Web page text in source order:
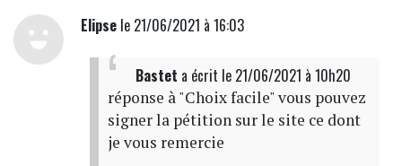
Elipsele 21/06/2021 à 16:03
Bastet a écrit le 21/06/2021 à 10h20
réponse à "Choix facile" vous pouvez
signer la pétition sur le site ce dont
je vous remercie